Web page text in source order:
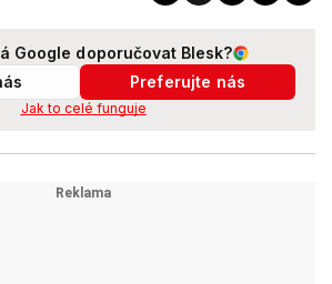
Google doporučovat Blesk?
Preferujte nás
Jak to celé funguje